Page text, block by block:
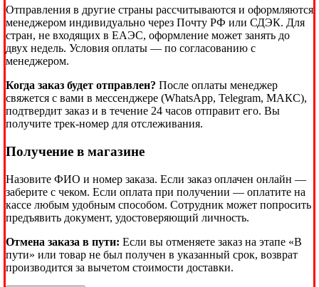
Отправления в другие страны рассчитываются и оформляются
менеджером индивидуально через Почту РФ или СДЭК. Для
стран, не входящих в ЕАЭС, оформление может занять до
двух недель. Условия оплаты — по согласованию с
менеджером.
Когда заказ будет отправлен? После оплаты менеджер
свяжется с вами в мессенджере (WhatsApp, Telegram, МАКС),
подтвердит заказ и в течение 24 часов отправит его. Вы
получите трек-номер для отслеживания.
Получение в магазине
Назовите ФИО и номер заказа. Если заказ оплачен онлайн —
заберите с чеком. Если оплата при получении — оплатите на
кассе любым удобным способом. Сотрудник может попросить
предъявить документ, удостоверяющий личность.
Отмена заказа в пути: Если вы отменяете заказ на этапе «В
пути» или товар не был получен в указанный срок, возврат
производится за вычетом стоимости доставки.